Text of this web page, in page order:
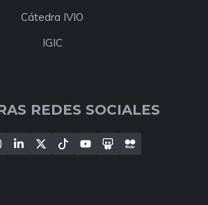
Cátedra IVIO
IGIC
REDES SOCIALES